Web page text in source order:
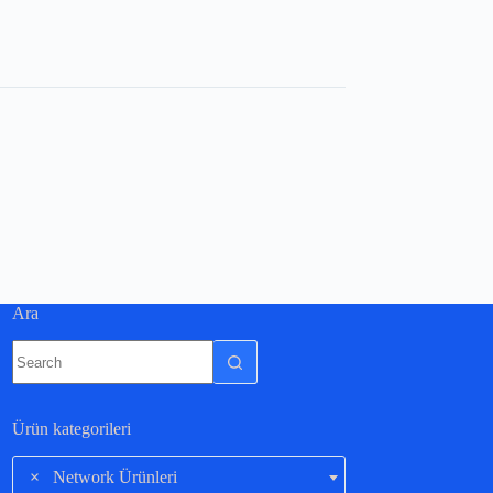
Ara
Ürün kategorileri
× Network Ürünleri